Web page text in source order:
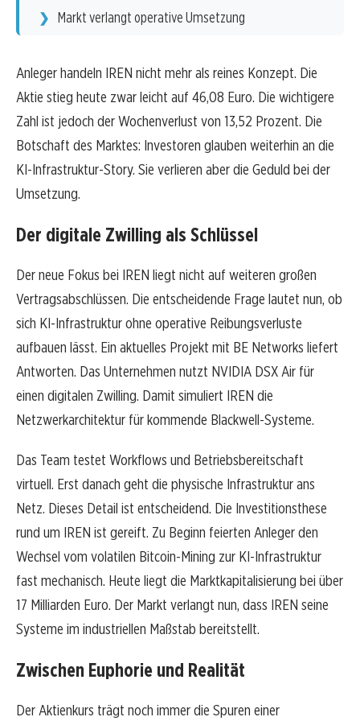
Markt verlangt operative Umsetzung
Anleger handeln IREN nicht mehr als reines Konzept. Die
Aktie stieg heute zwar leicht auf 46,08 Euro. Die wichtigere
Zahl ist jedoch der Wochenverlust von 13,52 Prozent. Die
Botschaft des Marktes: Investoren glauben weiterhin an die
KI-Infrastruktur-Story. Sie verlieren aber die Geduld bei der
Umsetzung.
Der digitale Zwilling als Schlüssel
Der neue Fokus bei IREN liegt nicht auf weiteren großen
Vertragsabschlüssen. Die entscheidende Frage lautet nun, ob
sich KI-Infrastruktur ohne operative Reibungsverluste
aufbauen lässt. Ein aktuelles Projekt mit BE Networks liefert
Antworten. Das Unternehmen nutzt NVIDIA DSX Air für
einen digitalen Zwilling. Damit simuliert IREN die
Netzwerkarchitektur für kommende Blackwell-Systeme.
Das Team testet Workflows und Betriebsbereitschaft
virtuell. Erst danach geht die physische Infrastruktur ans
Netz. Dieses Detail ist entscheidend. Die Investitionsthese
rund um IREN ist gereift. Zu Beginn feierten Anleger den
Wechsel vom volatilen Bitcoin-Mining zur KI-Infrastruktur
fast mechanisch. Heute liegt die Marktkapitalisierung bei über
17 Milliarden Euro. Der Markt verlangt nun, dass IREN seine
Systeme im industriellen Maßstab bereitstellt.
Zwischen Euphorie und Realität
Der Aktienkurs trägt noch immer die Spuren einer